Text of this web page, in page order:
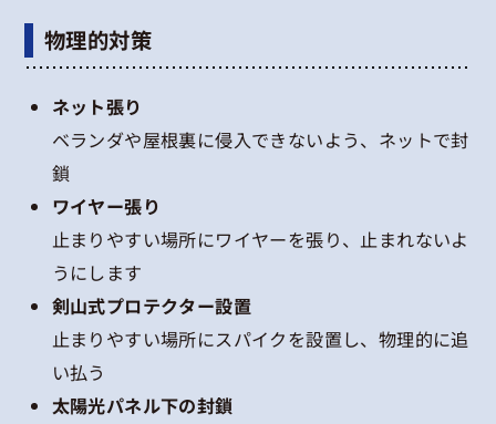
物理的対策
ネット張り
ベランダや屋根裏に侵入できないよう、ネットで封
鎖
ワイヤー張り
止まりやすい場所にワイヤーを張り、止まれないよ
うにします
剣山式プロテクター設置
止まりやすい場所にスパイクを設置し、物理的に追
い払う
太陽光パネル下の封鎖